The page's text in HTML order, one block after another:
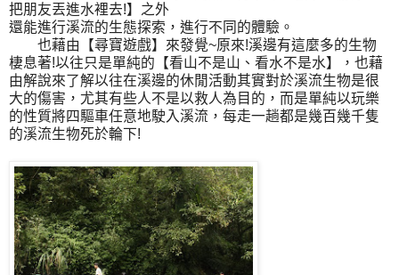
把朋友丟進水裡去!】之外
還能進行溪流的生態探索，進行不同的體驗。
也藉由【尋寶遊戲】來發覺~原來!溪邊有這麼多的生物
棲息著!以往只是單純的【看山不是山、看水不是水】，也藉
由解說來了解以往在溪邊的休閒活動其實對於溪流生物是很
大的傷害，尤其有些人不是以救人為目的，而是單純以玩樂
的性質將四驅車任意地駛入溪流，每走一趟都是幾百幾千隻
的溪流生物死於輪下!